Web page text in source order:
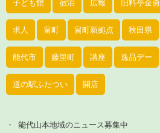
子ども館 宿泊 広報 旧料亭金勇
求人 畠町 畠町新拠点 秋田県
能代市 藤里町 講座 逸品デー
道の駅ふたつい 開店
能代山本地域のニュース募集中